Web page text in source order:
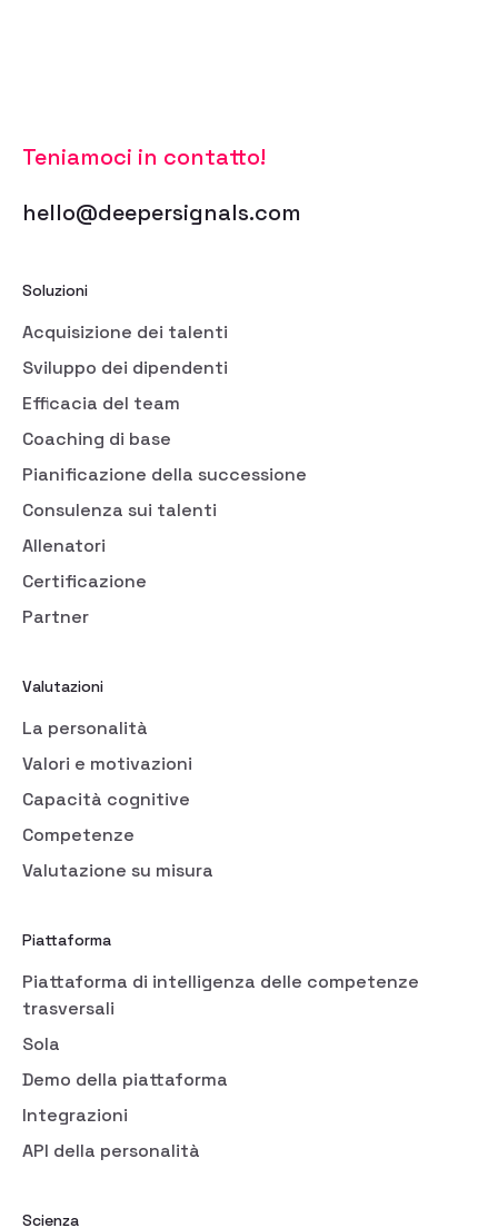
Teniamoci in contatto!
hello@deepersignals.com
Soluzioni
Acquisizione dei talenti
Sviluppo dei dipendenti
Efficacia del team
Coaching di base
Pianificazione della successione
Consulenza sui talenti
Allenatori
Certificazione
Partner
Valutazioni
La personalità
Valori e motivazioni
Capacità cognitive
Competenze
Valutazione su misura
Piattaforma
Piattaforma di intelligenza delle competenze
trasversali
Sola
Demo della piattaforma
Integrazioni
API della personalità
Scienza